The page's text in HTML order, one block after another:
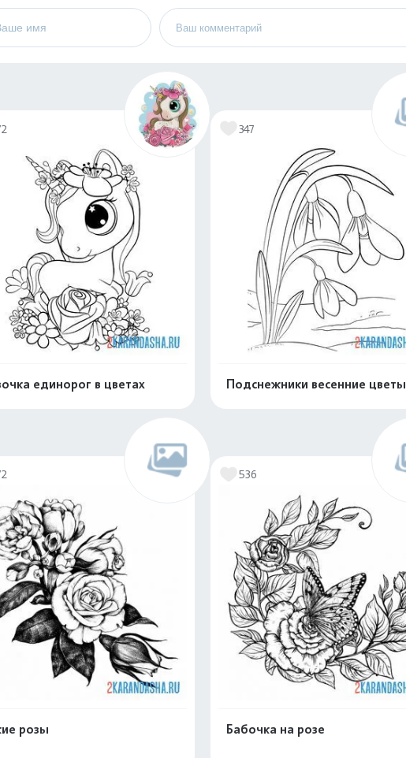
единорог в цветах
347
Подснежники весенние цветы
розы
536
Бабочка на розе